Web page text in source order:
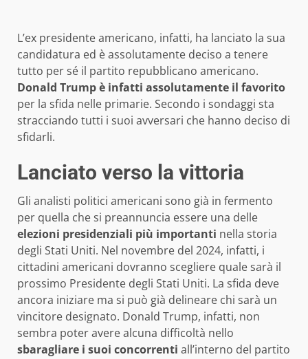
L’ex presidente americano, infatti, ha lanciato la sua
candidatura ed è assolutamente deciso a tenere
tutto per sé il partito repubblicano americano.
Donald Trump è infatti assolutamente il favorito
per la sfida nelle primarie. Secondo i sondaggi sta
stracciando tutti i suoi avversari che hanno deciso di
sfidarli.
Lanciato verso la vittoria
Gli analisti politici americani sono già in fermento
per quella che si preannuncia essere una delle
elezioni presidenziali più importanti nella storia
degli Stati Uniti. Nel novembre del 2024, infatti, i
cittadini americani dovranno scegliere quale sarà il
prossimo Presidente degli Stati Uniti. La sfida deve
ancora iniziare ma si può già delineare chi sarà un
vincitore designato. Donald Trump, infatti, non
sembra poter avere alcuna difficoltà nello
sbaragliare i suoi concorrenti all’interno del partito